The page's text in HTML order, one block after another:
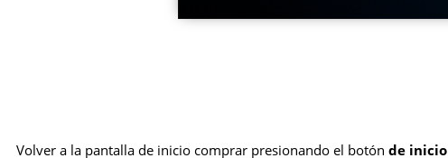
Volver a la pantalla de inicio comprar presionando el botónde inicio